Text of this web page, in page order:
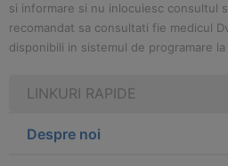
si informare si nu inlocuiesc consultul
recomandat sa consultati fie medicul
disponibili in sistemul de programare la
LINKURI RAPIDE
Despre noi